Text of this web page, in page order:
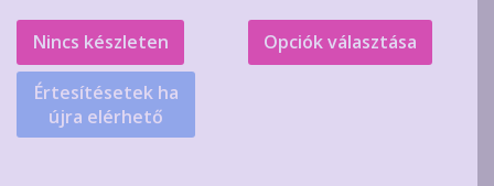
Nincs készleten
Értesítésetek ha
újra elérhető
-
189Ft
Opciók választása
Ennek